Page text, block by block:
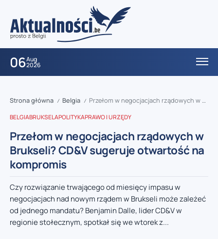
06Aug
2026
Strona główna / Belgia / Przełom w negocjacjach rządowych w Brukseli? CD&V sugeruje otwartość na kompromis
BELGIABRUKSELAPOLITYKAPRAWO I URZĘDY
Przełom w negocjacjach rządowych w
Brukseli? CD&V sugeruje otwartość na
kompromis
Czy rozwiązanie trwającego od miesięcy impasu w
negocjacjach nad nowym rządem w Brukseli może zależeć
od jednego mandatu? Benjamin Dalle, lider CD&V w
regionie stołecznym, spotkał się we wtorek z...